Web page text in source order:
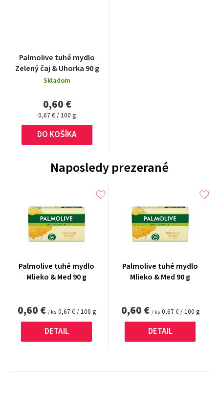
Palmolive tuhé mydlo
Zelený čaj & Uhorka 90 g
Skladom
0,60 €
Jednotková
cena:
0,67 € / 100 g
DO KOŠÍKA
Naposledy prezerané
Palmolive tuhé mydlo
Mlieko & Med 90 g
0,60 € / ks Jednotková
cena:
0,67 € / 100 g
DETAIL
Palmolive tuhé mydlo
Mlieko & Med 90 g
0,60 € / ks Jednotková
cena:
0,67 € / 100 g
DETAIL